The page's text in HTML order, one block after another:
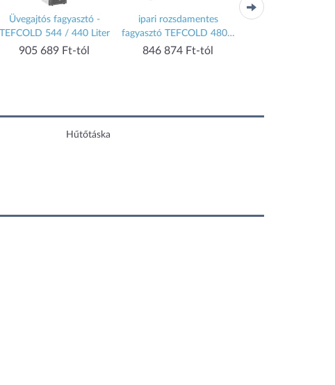
Üvegajtós fagyasztó -
TEFCOLD 544 / 440 Liter
905 689 Ft-tól
ipari rozsdamentes
fagyasztó TEFCOLD 480 /
460 Liter
846 874 Ft-tól
FFFvg 6501
Hűtőtáska